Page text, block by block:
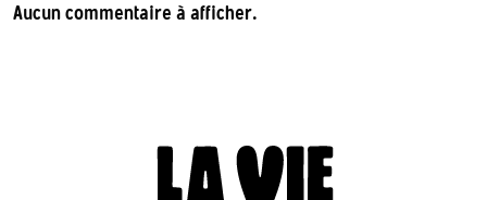
Aucun commentaire à afficher.